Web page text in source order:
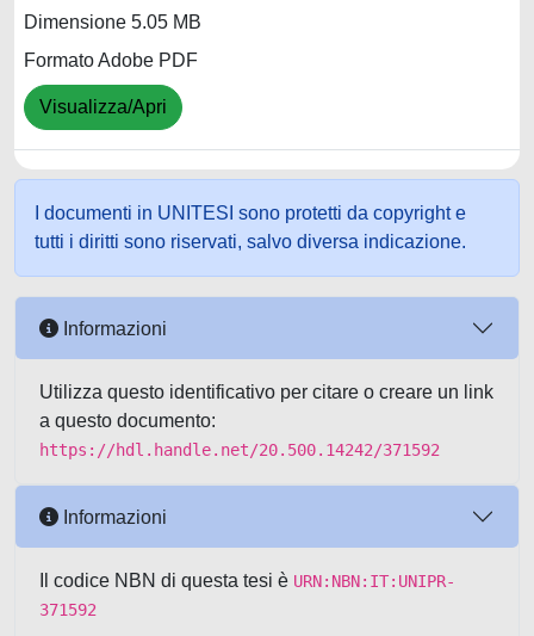
Dimensione 5.05 MB
Formato Adobe PDF
Visualizza/Apri
I documenti in UNITESI sono protetti da copyright e
tutti i diritti sono riservati, salvo diversa indicazione.
Informazioni
Utilizza questo identificativo per citare o creare un link
a questo documento:
https://hdl.handle.net/20.500.14242/371592
Informazioni
Il codice NBN di questa tesi è URN:NBN:IT:UNIPR-
371592